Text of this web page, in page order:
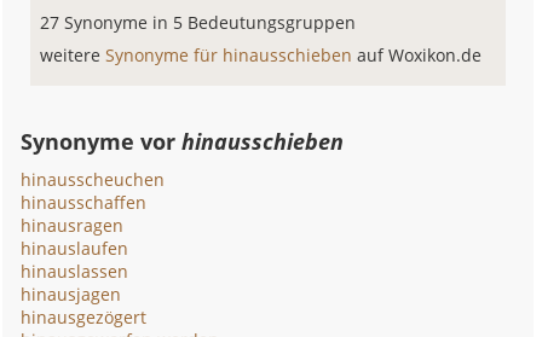
27 Synonyme in 5 Bedeutungsgruppen
weitereSynonyme für hinausschiebenauf Woxikon.de
Synonyme vorhinausschieben
hinausscheuchen
hinausschaffen
hinausragen
hinauslaufen
hinauslassen
hinausjagen
hinausgezögert